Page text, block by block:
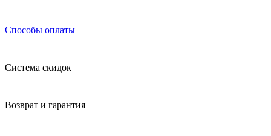
Способы оплаты
Система скидок
Возврат и гарантия